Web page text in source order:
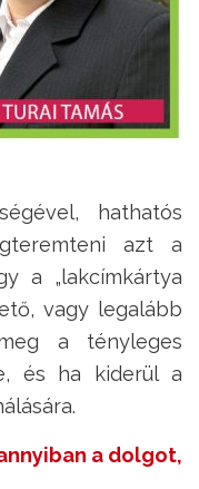
hathatós
azt a
a „lakcímkártya
vagy legalább
a tényleges
és ha kiderül a
a dolgot,